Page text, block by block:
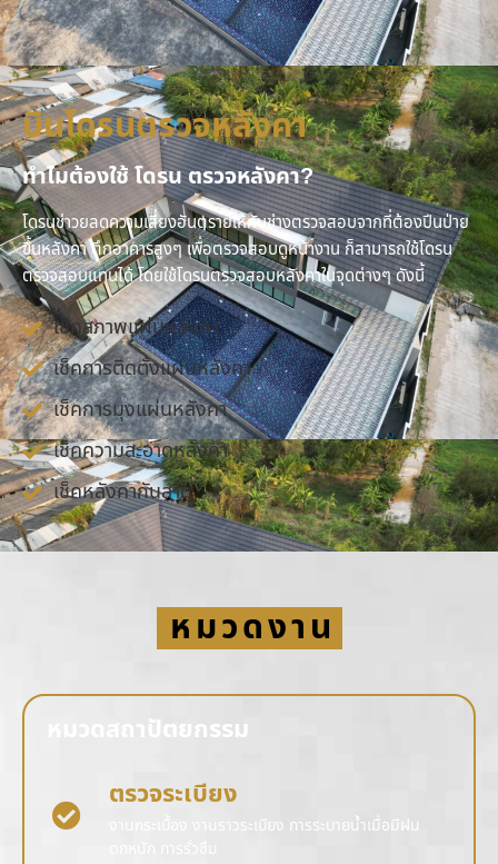
บินโดรนตรวจหลังคา
ทำไมต้องใช้ โดรน ตรวจหลังคา?
โดรนช่าวยลดความเสี่ยงอันตรายให้กับช่างตรวจสอบจากที่ต้องปีนป่าย
ขึ้นหลังคา ตึกอาคารสูงๆ เพื่อตรวจสอบดูหน้างาน ก็สามารถใช้โดรน
ตรวจสอบแทนได้ โดยใช้โดรนตรวจสอบหลังคาในจุดต่างๆ ดังนี้
เช็คสภาพแผ่นหลังคา
เช็คการติดตั้งแผ่นหลังคา
เช็คการมุงแผ่นหลังคา
เช็คความสะอาดหลังคา
เช็คหลังคากันสาด
หมวดงาน
หมวดสถาปัตยกรรม
ตรวจระเบียง
งานกระเบื้อง งานราวระเบียง การระบายน้ำเมื่อมีฝน